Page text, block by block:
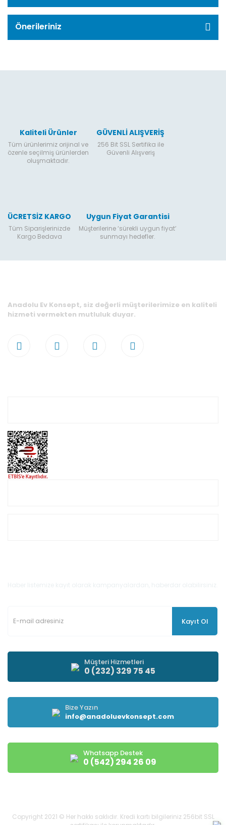
Önerileriniz
Kaliteli Ürünler
Tüm ürünlerimiz orijinal ve
özenle seçilmiş ürünlerden
oluşmaktadır.
GÜVENLİ ALIŞVERİŞ
256 Bit SSL Sertifika ile
Güvenli Alışveriş
ÜCRETSİZ KARGO
Tüm Siparişlerinizde
Kargo Bedava
Uygun Fiyat Garantisi
Müşterilerine ‘sürekli uygun fiyat’
sunmayı hedefler.
Anadolu Ev Konsept, siz değerli müşterilerimize en kaliteli
hizmeti vermekten mutluluk duyar.
Kayıt Ol
Müşteri Hizmetleri
0 (232) 329 75 45
Bize Yazın
info@anadoluevkonsept.com
Whatsapp Destek
0 (542) 294 26 09
Copyright 2021 © Her hakkı saklıdır. Kredi kartı bilgileriniz 256bit SSL